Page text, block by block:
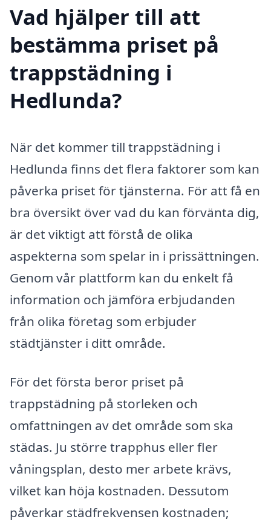
Vad hjälper till att
bestämma priset på
trappstädning i
Hedlunda?
När det kommer till trappstädning i
Hedlunda finns det flera faktorer som kan
påverka priset för tjänsterna. För att få en
bra översikt över vad du kan förvänta dig,
är det viktigt att förstå de olika
aspekterna som spelar in i prissättningen.
Genom vår plattform kan du enkelt få
information och jämföra erbjudanden
från olika företag som erbjuder
städtjänster i ditt område.
För det första beror priset på
trappstädning på storleken och
omfattningen av det område som ska
städas. Ju större trapphus eller fler
våningsplan, desto mer arbete krävs,
vilket kan höja kostnaden. Dessutom
påverkar städfrekvensen kostnaden;